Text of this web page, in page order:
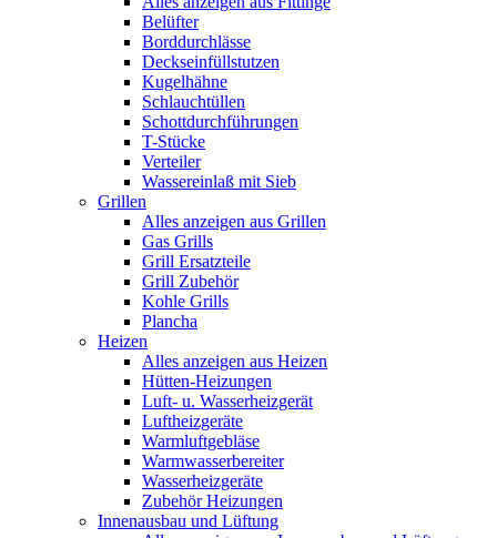
Belüfter
Borddurchlässe
Deckseinfüllstutzen
Kugelhähne
Schlauchtüllen
Schottdurchführungen
T-Stücke
Verteiler
Wassereinlaß mit Sieb
Grillen
Alles anzeigen aus Grillen
Gas Grills
Grill Ersatzteile
Grill Zubehör
Kohle Grills
Plancha
Heizen
Alles anzeigen aus Heizen
Hütten-Heizungen
Luft- u. Wasserheizgerät
Luftheizgeräte
Warmluftgebläse
Warmwasserbereiter
Wasserheizgeräte
Zubehör Heizungen
Innenausbau und Lüftung